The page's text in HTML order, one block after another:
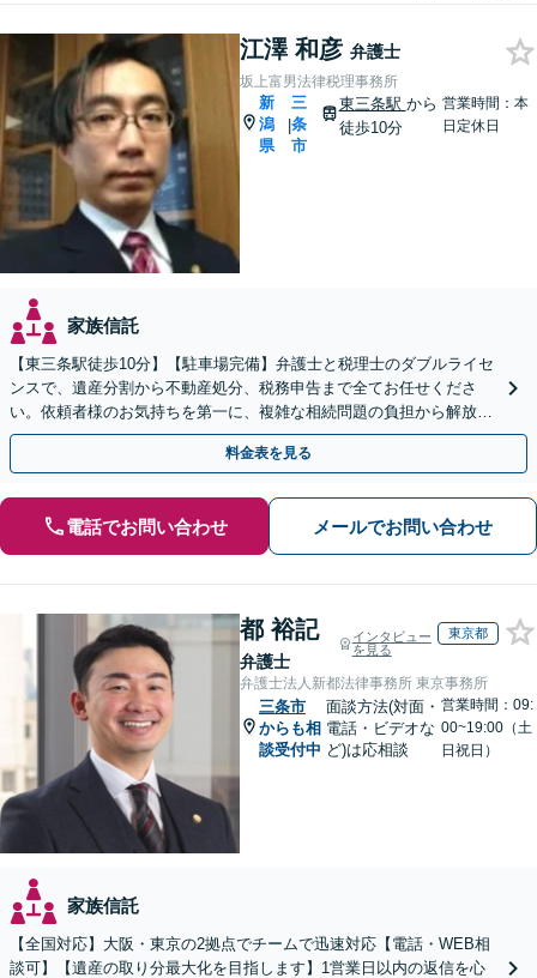
江澤 和彦 弁護士
坂上富男法律税理事務所
新
潟
県
|
三
条
市
東三条駅 から
徒歩10分
営業時間：本
日定休日
家族信託
【東三条駅徒歩10分】【駐車場完備】弁護士と税理士のダブルライセ
ンスで、遺産分割から不動産処分、税務申告まで全てお任せくださ
い。依頼者様のお気持ちを第一に、複雑な相続問題の負担から解放さ
れ、心からの笑顔を取り戻せるよう尽力します。
料金表を見る
電話でお問い合わせ メールでお問い合わせ
都 裕記
弁護士
インタビュー
を見る
東京都
弁護士法人新都法律事務所 東京事務所
三条市
からも相
談受付中
面談方法(対面・
電話・ビデオな
ど)は応相談
営業時間：09:
00~19:00（土
日祝日）
家族信託
【全国対応】大阪・東京の2拠点でチームで迅速対応【電話・WEB相
談可】【遺産の取り分最大化を目指します】1営業日以内の返信を心